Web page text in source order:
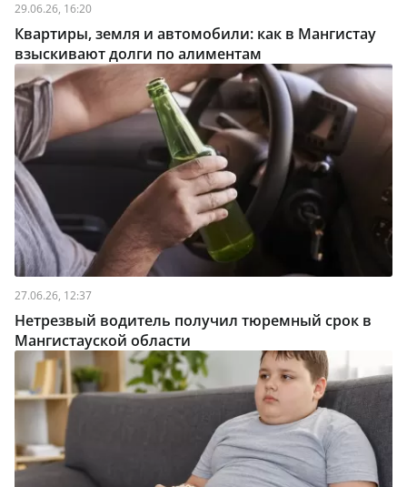
29.06.26, 16:20
Квартиры, земля и автомобили: как в Мангистау
взыскивают долги по алиментам
27.06.26, 12:37
Нетрезвый водитель получил тюремный срок в
Мангистауской области